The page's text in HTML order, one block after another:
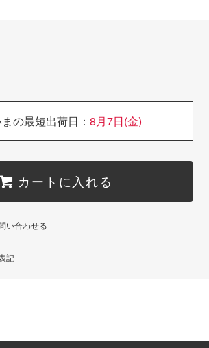
の最短出荷日： 8月7日(金)
カートに入れる
い合わせる
記